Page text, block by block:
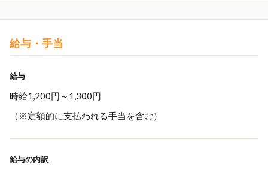
給与・手当
給与
時給1,200円～1,300円
（※定額的に支払われる手当を含む）
給与の内訳